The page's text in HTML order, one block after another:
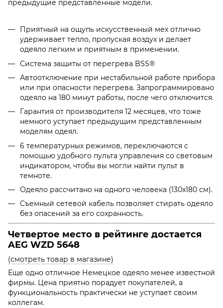
предыдущие представленные модели.
Приятный на ощупь искусственный мех отлично
удерживает тепло, пропуская воздух и делает
одеяло легким и приятным в применении.
Система защиты от перегрева BSS®
Автоотключение при нестабильной работе прибора
или при опасности перегрева. Запрограммировано
одеяло на 180 минут работы, после чего отключится.
Гарантия от производителя 12 месяцев, что тоже
немного уступает предыдущим представленным
моделям одеял.
6 температурных режимов, переключаются с
помощью удобного пульта управления со световым
индикатором, чтобы вы могли найти пульт в
темноте.
Одеяло рассчитано на одного человека (130х180 см).
Съемный сетевой кабель позволяет стирать одеяло
без опасений за его сохранность.
Четвертое место в рейтинге достается
AEG WZD 5648
(смотреть товар в магазине)
Еще одно отличное Немецкое одеяло менее известной
фирмы. Цена приятно порадует покупателей, а
функциональность практически не уступает своим
коллегам.